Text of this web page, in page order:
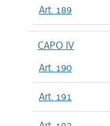
Art. 189
CAPO IV
Art. 190
Art. 191